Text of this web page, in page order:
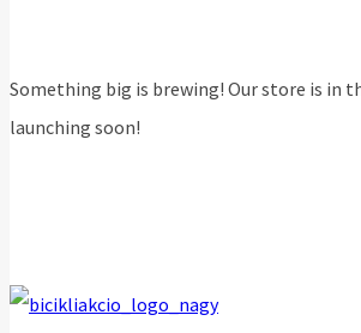
Something big is brewing! Our store is in
launching soon!